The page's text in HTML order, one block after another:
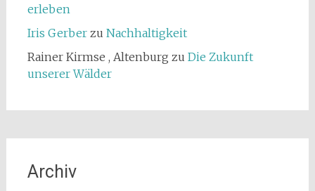
erleben
Iris Gerberzu Nachhaltigkeit
Rainer Kirmse , Altenburg zu Die Zukunft
unserer Wälder
Archiv